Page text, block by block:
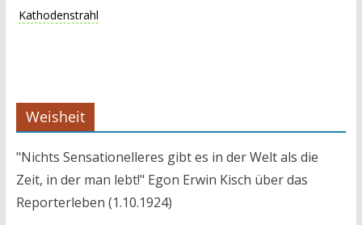
Kathodenstrahl
Weisheit
"Nichts Sensationelleres gibt es in der Welt als die
Zeit, in der man lebt!" Egon Erwin Kisch über das
Reporterleben (1.10.1924)